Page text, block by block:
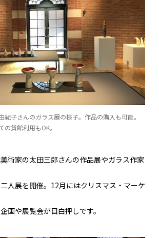
紀子さんのガラス展の様子。作品の購入も可能。
貸館利用もOK。
術家の太田三郎さんの作品展やガラス作家
人展を開催。12月にはクリスマス・マーケ
画や展覧会が目白押しです。